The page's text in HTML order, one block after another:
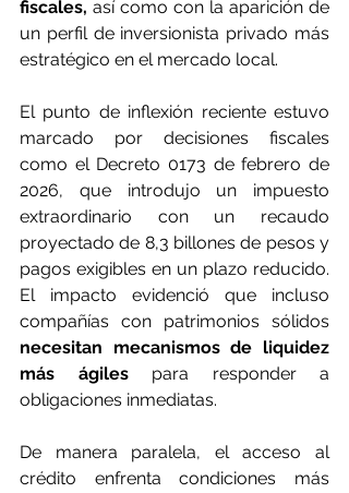
fiscales, así como con la aparición de
un perfil de inversionista privado más
estratégico en el mercado local.
El punto de inflexión reciente estuvo
marcado por decisiones fiscales
como el Decreto 0173 de febrero de
2026, que introdujo un impuesto
extraordinario con un recaudo
proyectado de 8,3 billones de pesos y
pagos exigibles en un plazo reducido.
El impacto evidenció que incluso
necesitan mecanismos de liquidez
más ágiles para responder a
obligaciones inmediatas.
De manera paralela, el acceso al
crédito enfrenta condiciones más